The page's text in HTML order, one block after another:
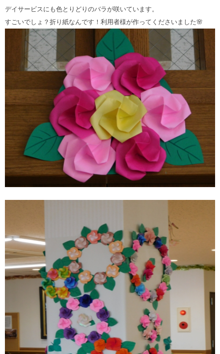
デイサービスにも色とりどりのバラが咲いています。
すごいでしょ？折り紙なんです！利用者様が作ってくださいました🌸